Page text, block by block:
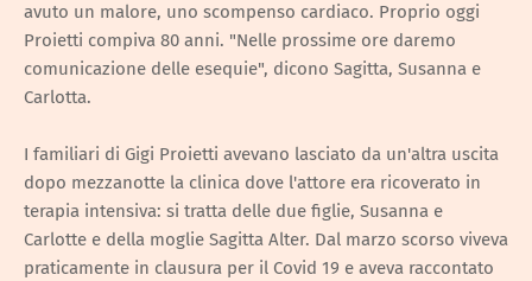
avuto un malore, uno scompenso cardiaco. Proprio oggi
Proietti compiva 80 anni. "Nelle prossime ore daremo
comunicazione delle esequie", dicono Sagitta, Susanna e
Carlotta.
I familiari di Gigi Proietti avevano lasciato da un'altra uscita
dopo mezzanotte la clinica dove l'attore era ricoverato in
terapia intensiva: si tratta delle due figlie, Susanna e
Carlotte e della moglie Sagitta Alter. Dal marzo scorso viveva
praticamente in clausura per il Covid 19 e aveva raccontato